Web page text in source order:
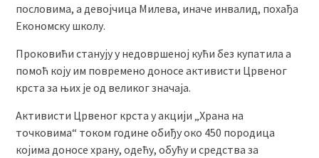
пословима, а девојчица Милева, иначе инвалид, похађа
Економску школу.
Проковићи станују у недовршеној кући без купатила а
помоћ коју им повремено доносе активисти Црвеног
крста за њих је од великог значаја.
Активисти Црвеног крста у акцији „Храна на
точковима“ током године обиђу око 450 породица
којима доносе храну, одећу, обућу и средства за